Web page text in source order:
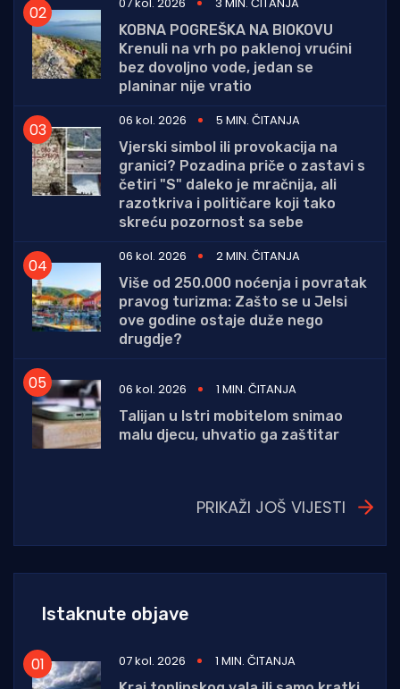
07 kol. 2026
3 MIN. ČITANJA
KOBNA POGREŠKA NA BIOKOVU
Krenuli na vrh po paklenoj vrućini
bez dovoljno vode, jedan se
planinar nije vratio
06 kol. 2026
5 MIN. ČITANJA
Vjerski simbol ili provokacija na
granici? Pozadina priče o zastavi s
četiri "S" daleko je mračnija, ali
razotkriva i političare koji tako
skreću pozornost sa sebe
06 kol. 2026
2 MIN. ČITANJA
Više od 250.000 noćenja i povratak
pravog turizma: Zašto se u Jelsi
ove godine ostaje duže nego
drugdje?
06 kol. 2026
1 MIN. ČITANJA
Talijan u Istri mobitelom snimao
malu djecu, uhvatio ga zaštitar
PRIKAŽI JOŠ VIJESTI
Istaknute objave
07 kol. 2026
1 MIN. ČITANJA